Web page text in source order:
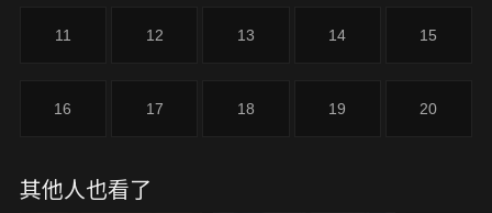
11 12 13 14 15
16 17 18 19 20
其他人也看了